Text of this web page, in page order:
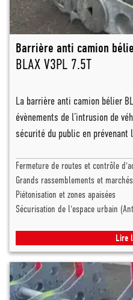
Barrière anti camion
BLAX V3PL 7.5T
La barrière anti camion bélier
évènements de l’intrusion de
sécurité du public en
Fermeture de routes et contrôle
Grands rassemblements et
Piétonisation et zones apaisées
Sécurisation de l'espace urbain
Lire